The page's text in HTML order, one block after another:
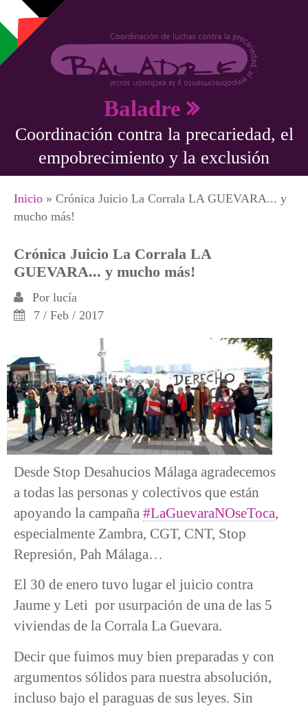
Pasar al contenido principal
Baladre
Coordinación contra la precariedad, el
empobrecimiento y la exclusión
Se encuentra usted aquí
Inicio » Crónica Juicio La Corrala LA GUEVARA... y
mucho más!
Crónica Juicio La Corrala LA
GUEVARA... y mucho más!
Por lucía
7 / Feb / 2017
Desde Stop Desahucios Málaga agradecemos
a todas las personas y colectivos que están
apoyando la campaña #LaGuevaraNOseToca,
especialmente Zambra, CGT, CNT, Stop
Represión, Pah Málaga…
El 30 de enero tuvo lugar el juicio contra
Jaume y Leti por usurpación de una de las 5
viviendas de la Corrala La Guevara.
Decir que fuimos muy bien preparadas y con
argumentos sólidos para nuestra absolución,
incluso bajo el paraguas de sus leyes. Sin